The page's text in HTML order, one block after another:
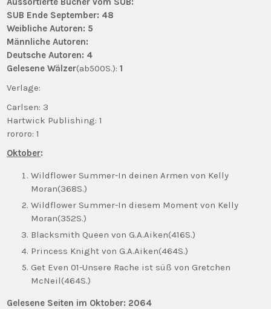
SUB Ende September: 48
Weibliche Autoren: 5
Männliche Autoren:
Deutsche Autoren: 4
Gelesene Wälzer(ab500S.):1
Verlage:
Carlsen: 3
Hartwick Publishing: 1
rororo: 1
Oktober:
Wildflower Summer-In deinen Armen von Kelly
Moran(368S.)
Wildflower Summer-In diesem Moment von Kelly
Moran(352S.)
Blacksmith Queen von G.A.Aiken(416S.)
Princess Knight von G.A.Aiken(464S.)
Get Even 01-Unsere Rache ist süß von Gretchen
McNeil(464S.)
Gelesene Seiten im Oktober: 2064